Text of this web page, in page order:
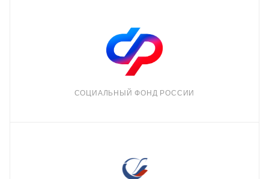
CОЦИАЛЬНЫЙ ФОНД РОССИИ